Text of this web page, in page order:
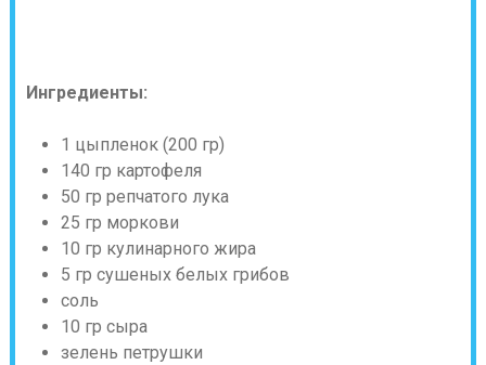
Ингредиенты:
1 цыпленок (200 гр)
140 гр картофеля
50 гр репчатого лука
25 гр моркови
10 гр кулинарного жира
5 гр сушеных белых грибов
соль
10 гр сыра
зелень петрушки